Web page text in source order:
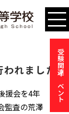
受験関連イベント
れました
援会を4年
監査の荒澤